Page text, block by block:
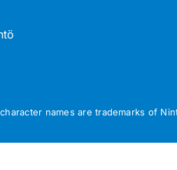
names are trademarks of